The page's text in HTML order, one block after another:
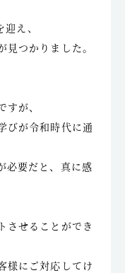
え、
つかりました。
が、
びが令和時代に通
必要だと、真に感
させることができ
様にご対応してけ